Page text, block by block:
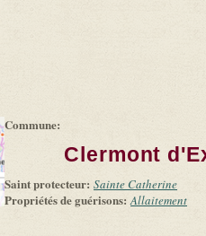
Commune:
Clermont
Saint protecteur: Sainte Catherine
Propriétés de guérisons:Allaitement